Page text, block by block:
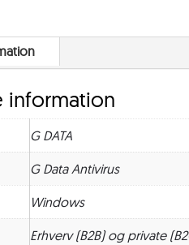
information
G DATA
G Data Antivirus
Windows
Erhverv (B2B) og private